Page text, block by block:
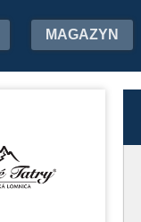
MAGAZYN